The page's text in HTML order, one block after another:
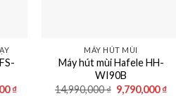
₫Giá
MÁY HÚT MÙI
Máy hút mùi Hafele HH-
WI90B
14,990,000₫ Giá
9,790,000₫Giá